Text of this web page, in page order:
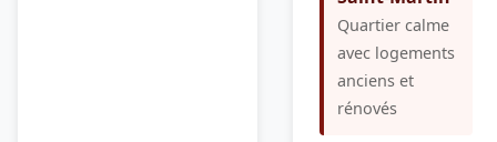
Quartier calme
avec logements
anciens et
rénovés